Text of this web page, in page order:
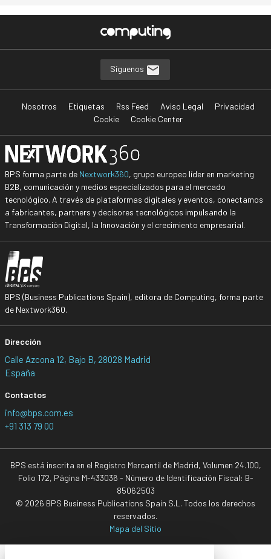
Síguenos
Nosotros Etiquetas Rss Feed Aviso Legal
Privacidad
Cookie
Cookie Center
BPS forma parte de Nextwork360, grupo europeo líder en marketing
B2B, comunicación y medios especializados para el mercado
tecnológico. A través de plataformas digitales y eventos, conectamos
a fabricantes, partners y decisores tecnológicos impulsando la
Transformación Digital, la Innovación y el crecimiento empresarial.
BPS (Business Publications Spain), editora de Computing, forma parte
de Nextwork360.
Dirección
Calle Azcona 12, Bajo B, 28028 Madrid
España
Contactos
info@bps.com.es
+91 313 79 00
BPS está inscrita en el Registro Mercantil de Madrid, Volumen 24.100,
Folio 172, Página M-433036 - Número de Identificación Fiscal: B-
85062503
© 2026 BPS Business Publications Spain S.L. Todos los derechos
reservados.
Mapa del Sitio